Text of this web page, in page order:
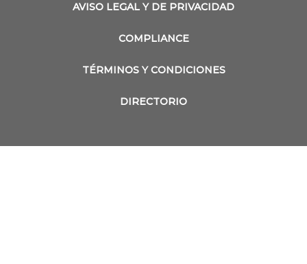
AVISO LEGAL Y DE PRIVACIDAD
COMPLIANCE
TÉRMINOS Y CONDICIONES
DIRECTORIO